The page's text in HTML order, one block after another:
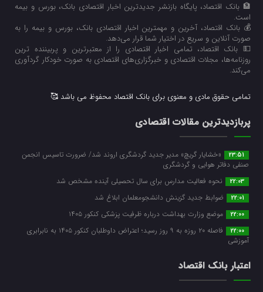
🏦 بانک اقتصاد، پایگاه بازنشر جدیدترین اخبار اقتصادی بانک، بورس و بیمه
است.
💰 بانک اقتصاد، آخرین و مهمترین اخبار اقتصادی بانک، بورس و بیمه را به
صورت آنلاین و سریع در اختیار شما قرار می‌‌دهد.
💵 بانک اقتصاد، تمامی اخبار اقتصادی را از معتبرترین و پربیننده ترین
روزنامه‌ها، مجلات اقتصادی و خبرگزاری‌های اقتصادی به صورت خودکار گردآوری
می‌کند.
تمامی حقوق مادی و معنوی برای بانک اقتصاد محفوظ می باشد 🥰
پربازدیدترین مقالات اقتصادی
23:51
«خشایار گریچ» مدیر جدید گردشگری اروند شد/ ضرورت تاسیس انجمن
صنفی دفاتر هوایی و گردشگری
22:03 نحوه فعالیت مدارس برای سال تحصیلی آینده مشخص شد
22:01 ضوابط جدید گزینش دانشجومعلمان ابلاغ شد
22:00 موضع وزارت بهداشت درباره ظرفیت پزشکی کنکور ۱۴۰۵
22:00
فاصله ۲۰ روزه به ۹ روز رسید؛ اعتراض داوطلبان کنکور ۱۴۰۵ به نابرابری
آموزشی
اعتبار بانک اقتصاد